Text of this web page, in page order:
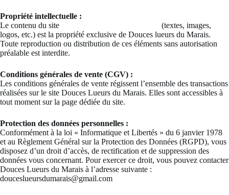
Propriété intellectuelle :
Le contenu du site
(textes, images,
logos, etc.) est la propriété exclusive de Douces lueurs du Marais.
Toute reproduction ou distribution de ces éléments sans autorisation
préalable est interdite.
Conditions générales de vente (CGV) :
Les conditions générales de vente régissent l’ensemble des transactions
réalisées sur le site Douces Lueurs du Marais. Elles sont accessibles à
tout moment sur la page dédiée du site.
Protection des données personnelles :
Conformément à la loi « Informatique et Libertés » du 6 janvier 1978
et au Règlement Général sur la Protection des Données (RGPD), vous
disposez d’un droit d’accès, de rectification et de suppression des
données vous concernant. Pour exercer ce droit, vous pouvez contacter
Douces Lueurs du Marais à l’adresse suivante :
douceslueursdumarais@gmail.com